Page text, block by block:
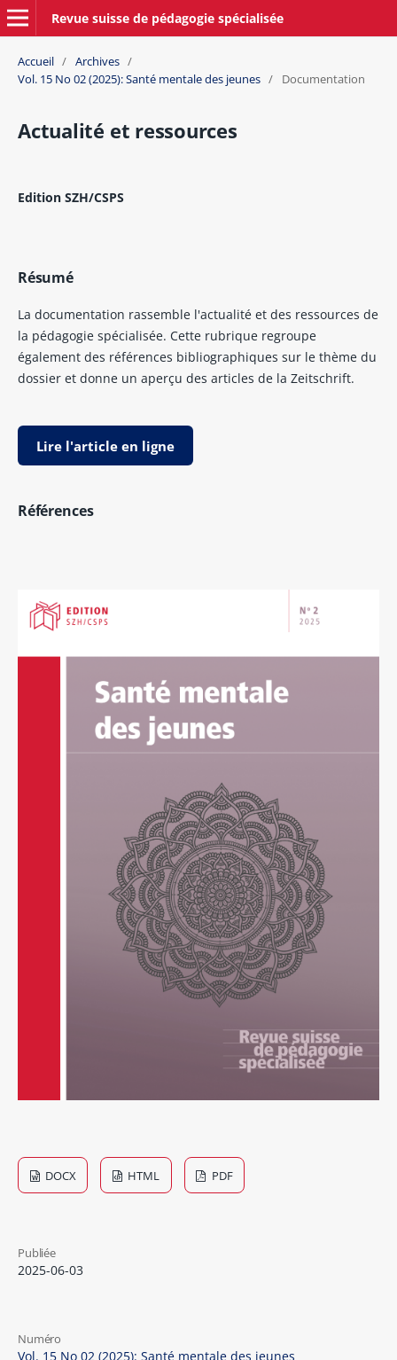
Revue suisse de pédagogie spécialisée
Accueil / Archives /
Vol. 15 No 02 (2025): Santé mentale des jeunes / Documentation
Actualité et ressources
Edition SZH/CSPS
Résumé
La documentation rassemble l'actualité et des ressources de
la pédagogie spécialisée. Cette rubrique regroupe
également des références bibliographiques sur le thème du
dossier et donne un aperçu des articles de la Zeitschrift.
Lire l'article en ligne
Références
DOCX HTML PDF
Publiée
2025-06-03
Numéro
Vol. 15 No 02 (2025): Santé mentale des jeunes